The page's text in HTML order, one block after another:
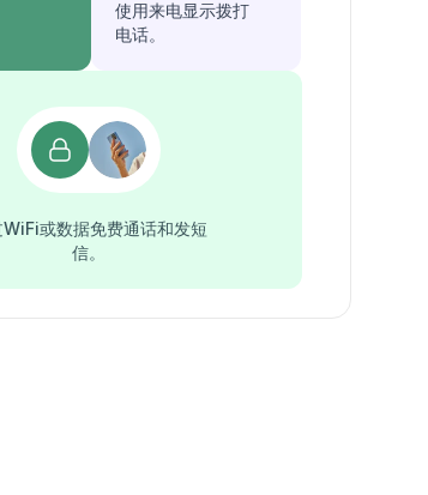
使用来电显示拨打
电话。
WiFi或数据免费通话和发短
信。